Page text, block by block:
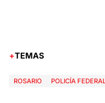
TEMAS
ROSARIO POLICÍA